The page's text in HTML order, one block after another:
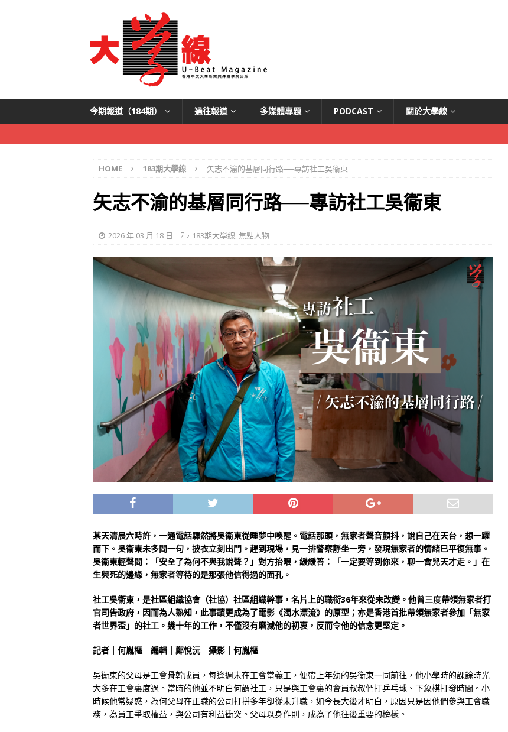
今期報道（184期） 過往報道 多媒體專題 PODCAST 關於大學線
HOME 183期大學線 矢志不渝的基層同行路──專訪社工吳衞東
矢志不渝的基層同行路──專訪社工吳衞東
2026 年 03 月 18 日 183期大學線,焦點人物
某天清晨六時許，一通電話驟然將吳衞東從睡夢中喚醒。電話那頭，無家者聲音顫抖，說自己在天台，想一躍
而下。吳衞東未多問一句，披衣立刻出門。趕到現場，見一排警察靜坐一旁，發現無家者的情緒已平復無事。
吳衞東輕聲問：「安全了為何不與我說聲？」對方抬眼，緩緩答：「一定要等到你來，聊一會兒天才走。」在
生與死的邊緣，無家者等待的是那張他信得過的面孔。
社工吳衞東，是社區組織協會（社協）社區組織幹事，名片上的職銜36年來從未改變。他曾三度帶領無家者打
官司告政府，因而為人熟知，此事蹟更成為了電影《濁水漂流》的原型；亦是香港首批帶領無家者參加「無家
者世界盃」的社工。幾十年的工作，不僅沒有磨滅他的初衷，反而令他的信念更堅定。
記者｜何胤樞 編輯｜鄭悅沅 攝影｜何胤樞
吳衞東的父母是工會骨幹成員，每逢週末在工會當義工，便帶上年幼的吳衞東一同前往，他小學時的課餘時光
大多在工會裏度過。當時的他並不明白何謂社工，只是與工會裏的會員叔叔們打乒乓球、下象棋打發時間。小
時候他常疑惑，為何父母在正職的公司打拼多年卻從未升職，如今長大後才明白，原因只是因他們參與工會職
務，為員工爭取權益，與公司有利益衝突。父母以身作則，成為了他往後重要的榜樣。